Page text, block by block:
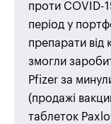
проти COVID-
період у
препарати від
змогли
Pfizer за
(продажі
таблеток